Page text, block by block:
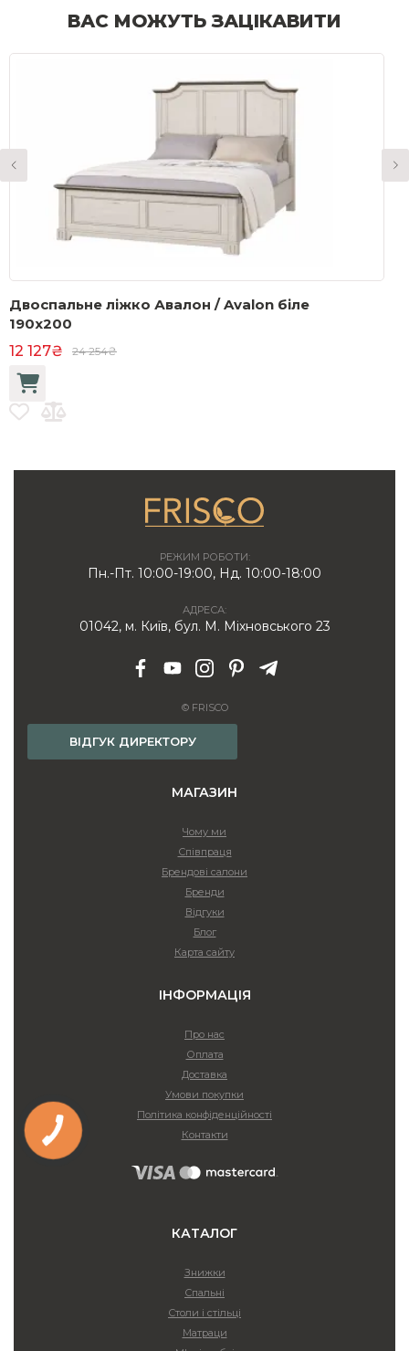
ВАС МОЖУТЬ ЗАЦІКАВИТИ
Двоспальне ліжко Авалон / Avalon біле
190x200
12 127₴
24 254₴
РЕЖИМ РОБОТИ:
Пн.-Пт. 10:00-19:00, Нд. 10:00-18:00
АДРЕСА:
01042, м. Київ, бул. М. Міхновського 23
© FRISCO
ВІДГУК ДИРЕКТОРУ
МАГАЗИН
Чому ми
Співпраця
Брендові салони
Бренди
Відгуки
Блог
Карта сайту
ІНФОРМАЦІЯ
Про нас
Оплата
Доставка
Умови покупки
Політика конфіденційності
Контакти
КАТАЛОГ
Знижки
Спальні
Столи і стільці
Матраци